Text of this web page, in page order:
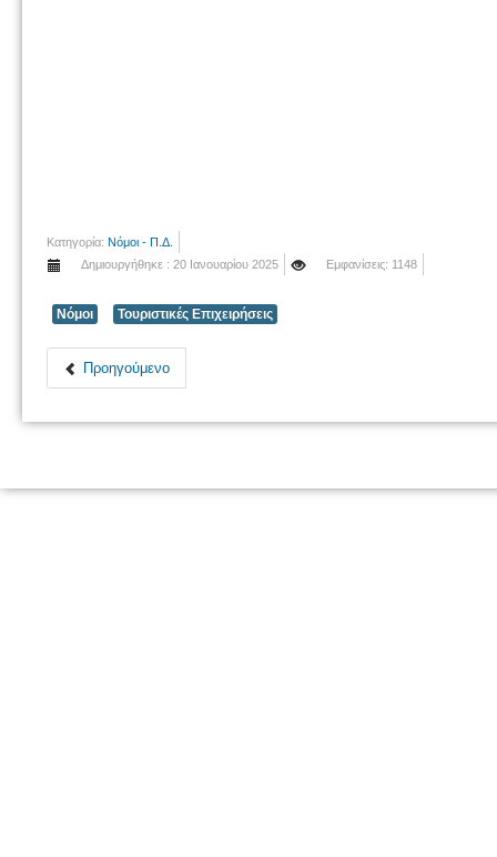
Κατηγορία: Νόμοι - Π.Δ.
Δημιουργήθηκε : 20 Ιανουαρίου 2025
Εμφανίσεις: 1148
Νόμοι Τουριστικές Επιχειρήσεις
Προηγούμενο